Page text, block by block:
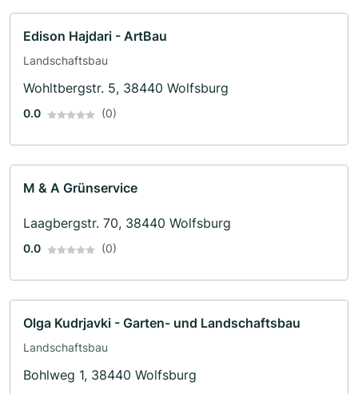
Edison Hajdari - ArtBau
Landschaftsbau
Wohltbergstr. 5, 38440 Wolfsburg
0.0 (0)
M & A Grünservice
Laagbergstr. 70, 38440 Wolfsburg
0.0 (0)
Olga Kudrjavki - Garten- und Landschaftsbau
Landschaftsbau
Bohlweg 1, 38440 Wolfsburg